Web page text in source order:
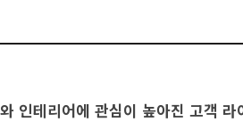
인테리어에 관심이 높아진 고객